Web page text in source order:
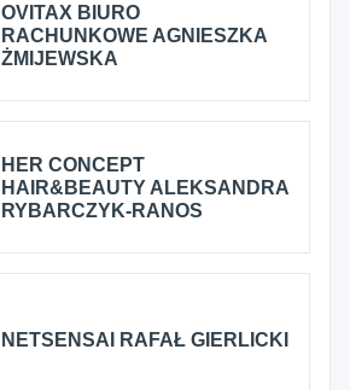
OVITAX BIURO
RACHUNKOWE AGNIESZKA
ŻMIJEWSKA
HER CONCEPT
HAIR&BEAUTY ALEKSANDRA
RYBARCZYK-RANOS
NETSENSAI RAFAŁ GIERLICKI